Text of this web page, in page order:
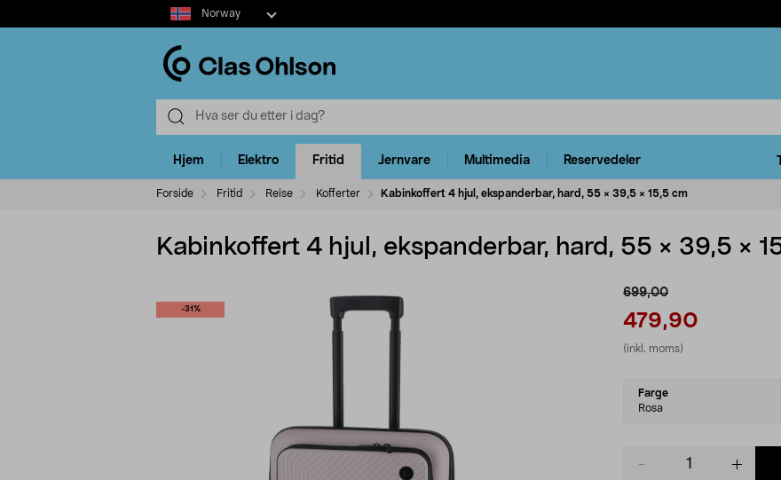
Select
market
Norway
Hjem Elektro Fritid Jernvare Multimedia Reservedeler
Forside Fritid Reise Kofferter Kabinkoffert 4 hjul, ekspanderbar, hard, 55 × 39,5 × 15,5 cm
Kabinkoffert 4 hjul, ekspanderbar, hard, 55 × 39,5 ×
-31%
699,00
479,90
(inkl. moms)
Select
variant
Farge
Rosa